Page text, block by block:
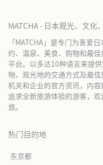
MATCHA - 日本观光、文化
「MATCHA」是专门为喜爱
约、温泉、美食、购物和最
平台。以多达10种语言来提
物、观光地的交通方式及最
机关和企业的官方资讯，内容
追求全新旅游体验的游客，
旅。
热门目的地
东京都